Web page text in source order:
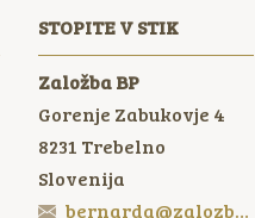
STOPITE V STIK
Založba BP
Gorenje Zabukovje 4
8231 Trebelno
Slovenija
bernarda@zalozbabp.si